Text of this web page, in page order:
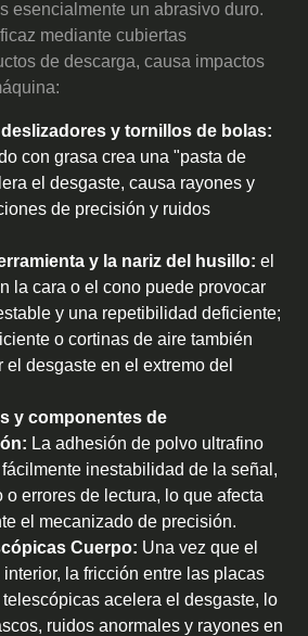
esencialmente un abrasivo duro.
mediante cubiertas
de descarga, causa impactos
y tornillos de bolas:
con grasa crea una "pasta de
el desgaste, causa rayones y
de precisión y ruidos
y la nariz del husillo: el
la cara o el cono puede provocar
y una repetibilidad deficiente;
o cortinas de aire también
el desgaste en el extremo del
y componentes de
La adhesión de polvo ultrafino
inestabilidad de la señal,
o errores de lectura, lo que afecta
el mecanizado de precisión.
Cuerpo: Una vez que el
la fricción entre las placas
acelera el desgaste, lo
ruidos anormales y rayones en